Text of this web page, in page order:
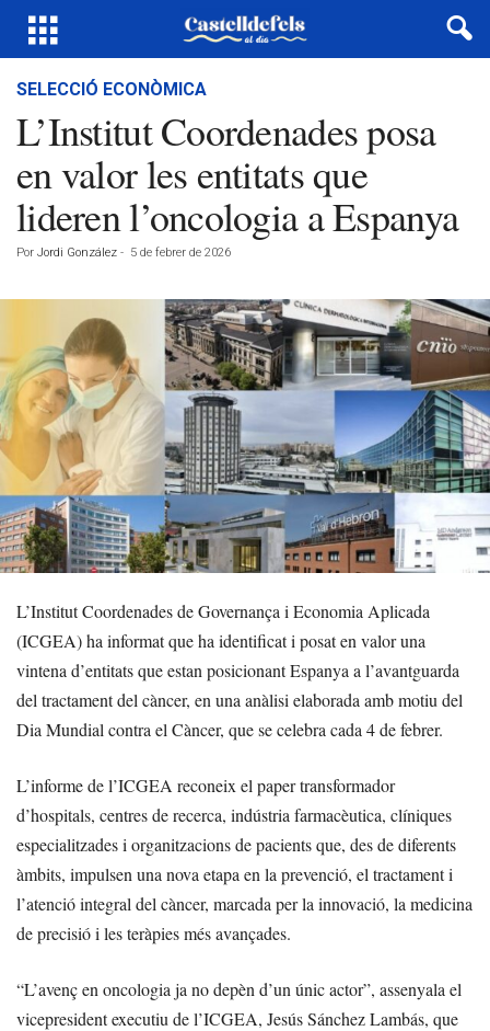
SELECCIÓ ECONÒMICA
L’Institut Coordenades posa
en valor les entitats que
lideren l’oncologia a Espanya
Por Jordi González - 5 de febrer de 2026
L’Institut Coordenades de Governança i Economia Aplicada
(ICGEA) ha informat que ha identificat i posat en valor una
vintena d’entitats que estan posicionant Espanya a l’avantguarda
del tractament del càncer, en una anàlisi elaborada amb motiu del
Dia Mundial contra el Càncer, que se celebra cada 4 de febrer.
L’informe de l’ICGEA reconeix el paper transformador
d’hospitals, centres de recerca, indústria farmacèutica, clíniques
especialitzades i organitzacions de pacients que, des de diferents
àmbits, impulsen una nova etapa en la prevenció, el tractament i
l’atenció integral del càncer, marcada per la innovació, la medicina
de precisió i les teràpies més avançades.
“L’avenç en oncologia ja no depèn d’un únic actor”, assenyala el
vicepresident executiu de l’ICGEA, Jesús Sánchez Lambás, que